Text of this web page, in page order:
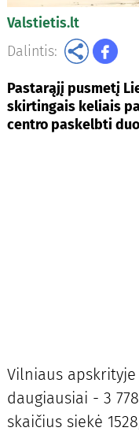
Valstietis.lt
Dalintis:
Pastarąjį pusmetį
skirtingais keliais
centro paskelbti
Vilniaus
daugiausiai - 3
skaičius siekė